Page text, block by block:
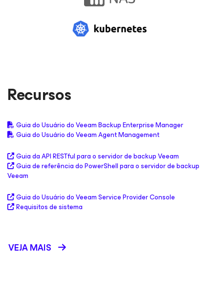
Recursos
Guia do Usuário do Veeam Backup Enterprise Manager
Guia do Usuário do Veeam Agent Management
Guia da API RESTful para o servidor de backup Veeam
Guia de referência do PowerShell para o servidor de backup
Veeam
Guia do Usuário do Veeam Service Provider Console
Requisitos de sistema
VEJA MAIS